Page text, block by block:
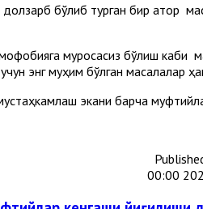
бўлиб турган бир қатор
муросасиз бўлиш каби
энг муҳим бўлган масалалар
экани барча